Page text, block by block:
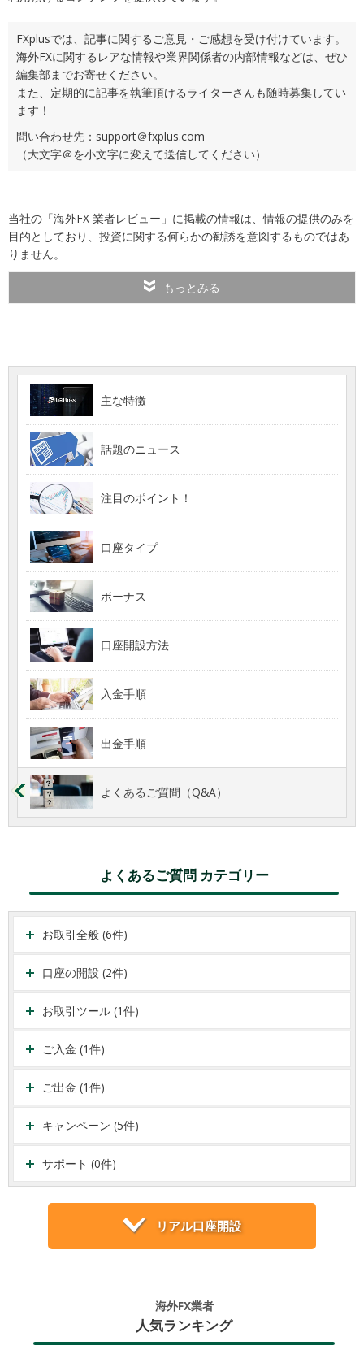
FXplusでは、記事に関するご意見・ご感想を受け付けています。
海外FXに関するレアな情報や業界関係者の内部情報などは、ぜひ
編集部までお寄せください。
また、定期的に記事を執筆頂けるライターさんも随時募集してい
ます！
問い合わせ先：support＠fxplus.com
（大文字＠を小文字に変えて送信してください）
当社の「海外FX 業者レビュー」に掲載の情報は、情報の提供のみを
目的としており、投資に関する何らかの勧誘を意図するものではあ
りません。
もっとみる
主な特徴
話題のニュース
注目のポイント！
口座タイプ
ボーナス
口座開設方法
入金手順
出金手順
よくあるご質問（Q&A）
よくあるご質問 カテゴリー
お取引全般 (6件)
口座の開設 (2件)
お取引ツール (1件)
ご入金 (1件)
ご出金 (1件)
キャンペーン (5件)
サポート (0件)
リアル口座開設
海外FX業者
人気ランキング